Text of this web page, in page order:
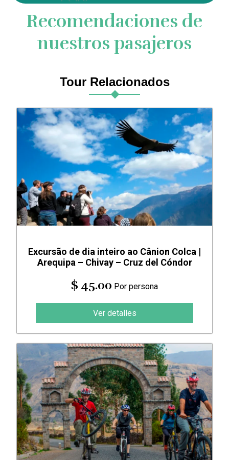
Recomendaciones de
nuestros pasajeros
Tour Relacionados
Excursão de dia inteiro ao Cânion Colca |
Arequipa – Chivay – Cruz del Cóndor
$ 45.00 Por persona
Ver detalles